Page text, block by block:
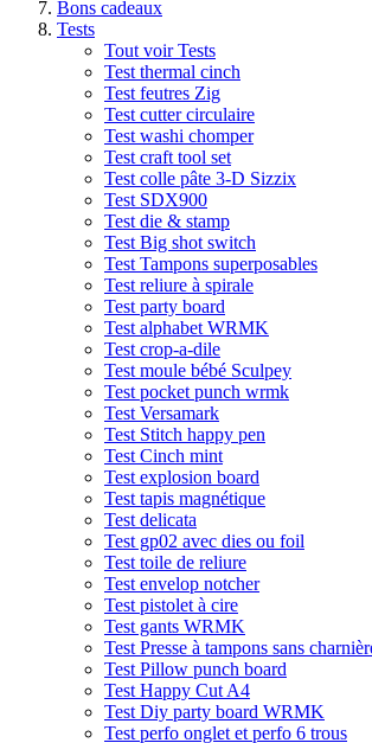
Bons cadeaux
Tests
Tout voir Tests
Test thermal cinch
Test feutres Zig
Test cutter circulaire
Test washi chomper
Test craft tool set
Test colle pâte 3-D Sizzix
Test SDX900
Test die & stamp
Test Big shot switch
Test Tampons superposables
Test reliure à spirale
Test party board
Test alphabet WRMK
Test crop-a-dile
Test moule bébé Sculpey
Test pocket punch wrmk
Test Versamark
Test Stitch happy pen
Test Cinch mint
Test explosion board
Test tapis magnétique
Test delicata
Test gp02 avec dies ou foil
Test toile de reliure
Test envelop notcher
Test pistolet à cire
Test gants WRMK
Test Presse à tampons sans
Test Pillow punch board
Test Happy Cut A4
Test Diy party board WRMK
Test perfo onglet et perfo 6 trous